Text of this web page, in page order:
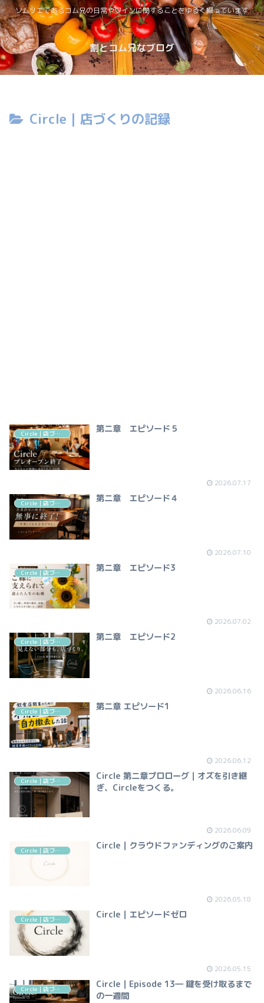
ソムリエであるコム兄の日常やワインに関することをゆるく綴っています
割とコム兄なブログ
Circle｜店づくりの記録
Circle｜店づくりの記録 第二章 エピソード５
2026.07.17
Circle｜店づくりの記録 第二章 エピソード４
2026.07.10
Circle｜店づくりの記録 第二章 エピソード3
2026.07.02
Circle｜店づくりの記録 第二章 エピソード2
2026.06.16
Circle｜店づくりの記録 第二章 エピソード1
2026.06.12
Circle｜店づくりの記録
Circle 第二章プロローグ｜オズを引き継
ぎ、Circleをつくる。
2026.06.09
Circle｜店づくりの記録 Circle｜クラウドファンディングのご案内
2026.05.18
Circle｜店づくりの記録 Circle｜エピソードゼロ
2026.05.15
Circle｜店づくりの記録
Circle｜Episode 13― 鍵を受け取るまで
の一週間